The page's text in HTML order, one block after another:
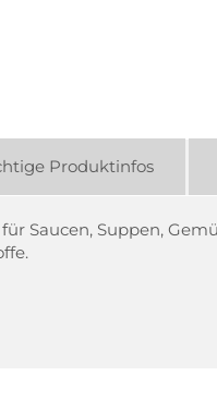
Saucen, Suppen,
Produktinfos